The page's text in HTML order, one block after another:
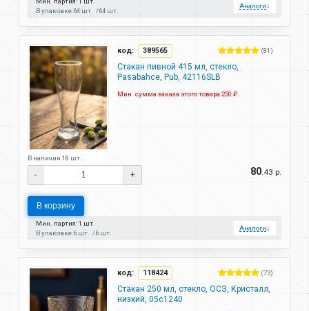
В упаковке:64 шт. 64 шт.
Аналоги↓
код: 389565 (81)
Стакан пивной 415 мл, стекло,
Pasabahce, Pub, 42116SLB
Мин. сумма заказа этого товара 250 ₽.
В наличии 18 шт.
- + 80.43 р.
В корзину
Мин. партия: 1 шт.
В упаковке:6 шт. 6 шт.
Аналоги↓
код: 118424 (73)
Стакан 250 мл, стекло, ОСЗ, Кристалл,
низкий, 05с1240